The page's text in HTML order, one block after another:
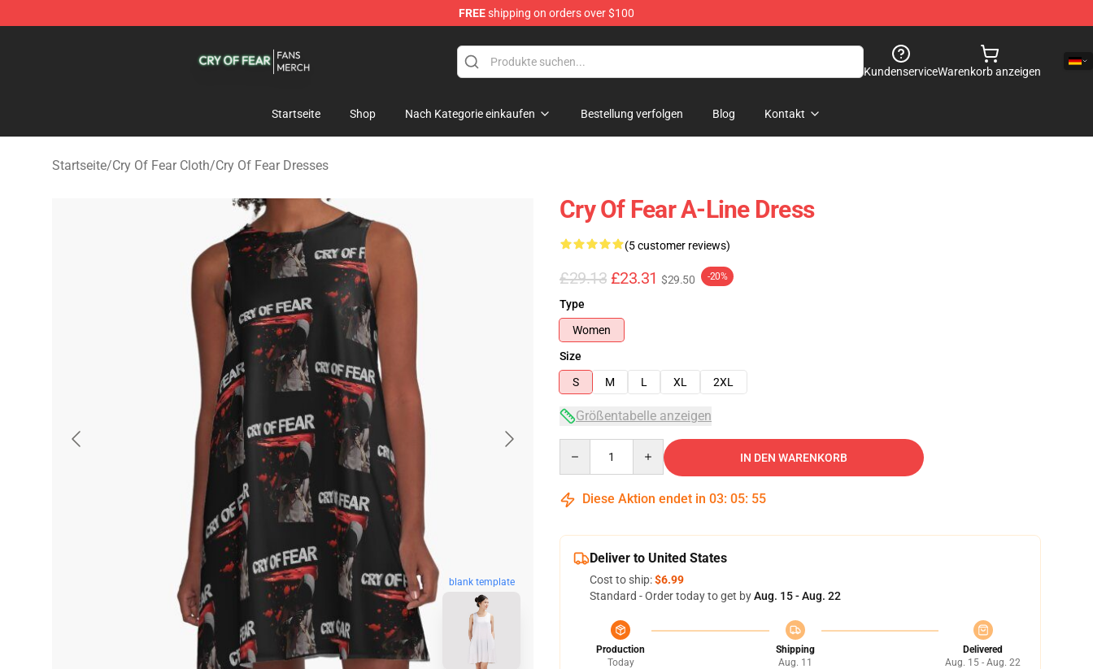
FREEshipping on orders over $100
KundenserviceWarenkorb anzeigen
Startseite Shop Nach Kategorie einkaufen Bestellung verfolgen Blog Kontakt
Startseite/Cry Of Fear Cloth/Cry Of Fear Dresses
blank template
Cry Of Fear A-Line Dress
(5 customer reviews)
£29.13 £23.31 $29.50 -20%
Type
Women
Size
S
M L XL 2XL
Größentabelle anzeigen
IN DEN WARENKORB
Diese Aktion endet in 03: 05: 54
Deliver to United States
Cost to ship:$6.99
Standard - Order today to get byAug. 15 - Aug. 22
Production
Today
Shipping
Aug. 11
Delivered
Aug. 15 - Aug. 22